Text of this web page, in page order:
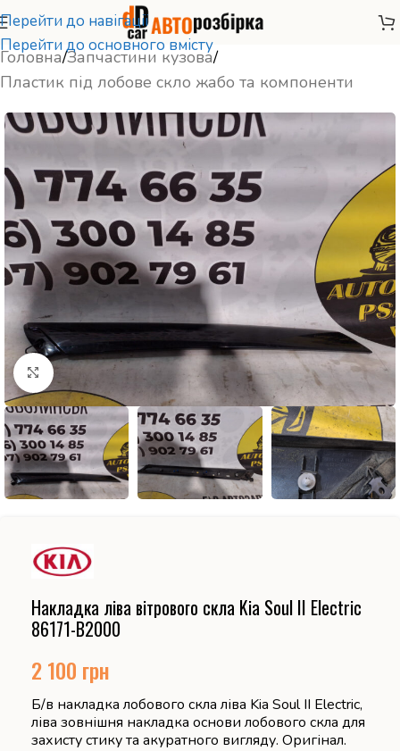
Перейти до навігації
Перейти до основного вмісту
Головна/Запчастини кузова/
Пластик під лобове скло жабо та компоненти
Натисніть, щоб збільшити
Накладка ліва вітрового скла Kia Soul II Electric
86171-B2000
2 100 грн
Б/в накладка лобового скла ліва Kia Soul II Electric,
ліва зовнішня накладка основи лобового скла для
захисту стику та акуратного вигляду. Оригінал.